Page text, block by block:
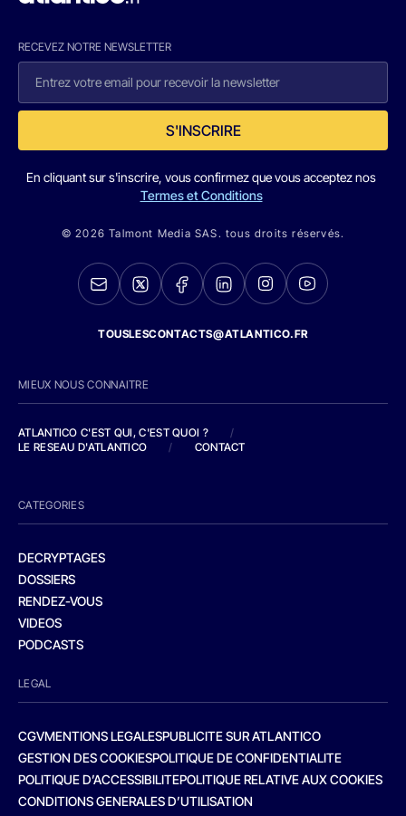
RECEVEZ NOTRE NEWSLETTER
S'INSCRIRE
En cliquant sur s'inscrire, vous confirmez que vous acceptez nos
Termes et Conditions
© 2026 Talmont Media SAS. tous droits réservés.
TOUSLESCONTACTS@ATLANTICO.FR
MIEUX NOUS CONNAITRE
ATLANTICO C'EST QUI, C'EST QUOI ?
/
LE RESEAU D'ATLANTICO
/ CONTACT
CATEGORIES
DECRYPTAGES
DOSSIERS
RENDEZ-VOUS
VIDEOS
PODCASTS
LEGAL
CGVMENTIONS LEGALESPUBLICITE SUR ATLANTICO
GESTION DES COOKIESPOLITIQUE DE CONFIDENTIALITE
POLITIQUE D’ACCESSIBILITEPOLITIQUE RELATIVE AUX COOKIES
CONDITIONS GENERALES D’UTILISATION